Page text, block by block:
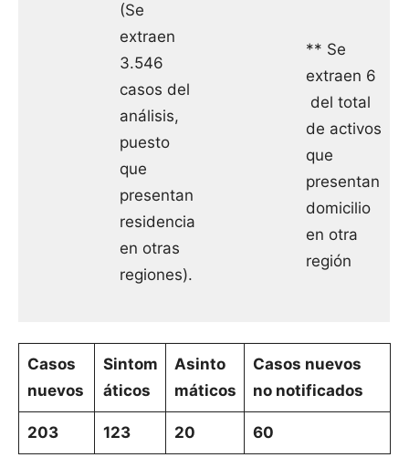
(Se
extraen
3.546
casos del
análisis,
puesto
que
presentan
residencia
en otras
regiones).
** Se
extraen 6
del total
de activos
que
presentan
domicilio
en otra
región
Casos
nuevos
Sintom
áticos
Asinto
máticos
Casos nuevos
no notificados
203 123 20 60